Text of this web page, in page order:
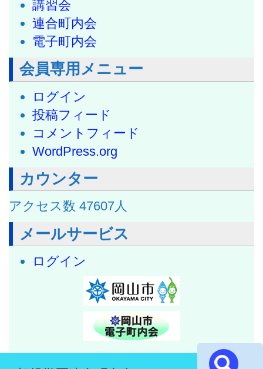
講習会
連合町内会
電子町内会
会員専用メニュー
ログイン
投稿フィード
コメントフィード
WordPress.org
カウンター
アクセス数 47607人
メールサービス
ログイン